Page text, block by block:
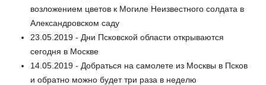
возложением цветов к Могиле Неизвестного солдата в
Александровском саду
23.05.2019 - Дни Псковской области открываются
сегодня в Москве
14.05.2019 - Добраться на самолете из Москвы в Псков
и обратно можно будет три раза в неделю